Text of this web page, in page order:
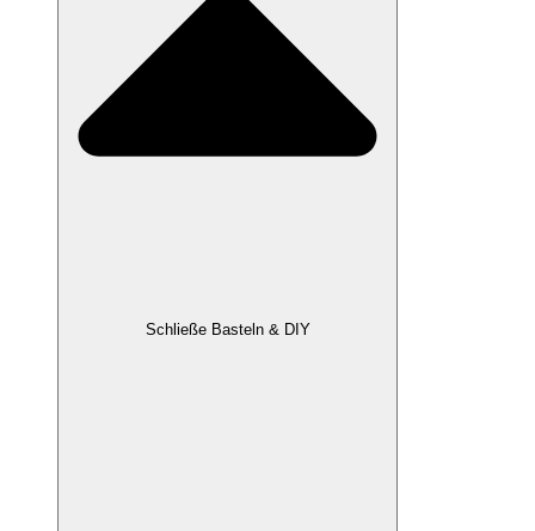
Schließe Basteln & DIY